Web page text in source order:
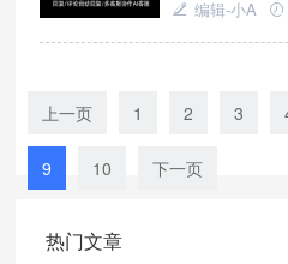
错。此外，群
私信，通过智
编辑-小A
上一页 1 2 3
9 10 下一页
热门文章